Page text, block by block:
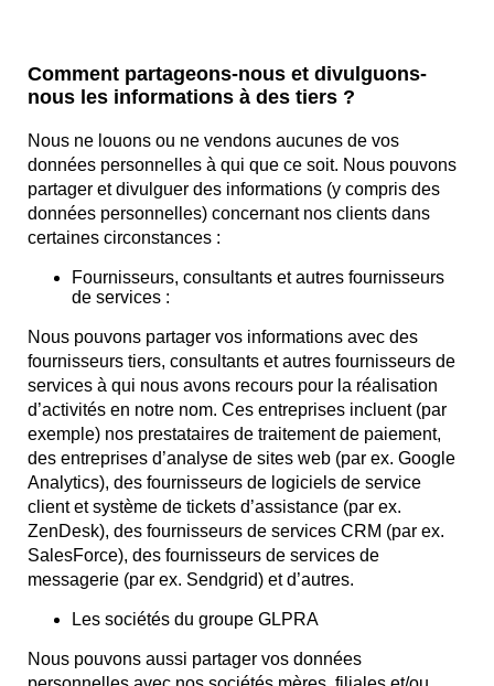
Comment partageons-nous et divulguons-
nous les informations à des tiers ?
Nous ne louons ou ne vendons aucunes de vos
données personnelles à qui que ce soit. Nous pouvons
partager et divulguer des informations (y compris des
données personnelles) concernant nos clients dans
certaines circonstances :
Fournisseurs, consultants et autres fournisseurs
de services :
Nous pouvons partager vos informations avec des
fournisseurs tiers, consultants et autres fournisseurs de
services à qui nous avons recours pour la réalisation
d’activités en notre nom. Ces entreprises incluent (par
exemple) nos prestataires de traitement de paiement,
des entreprises d’analyse de sites web (par ex. Google
Analytics), des fournisseurs de logiciels de service
client et système de tickets d’assistance (par ex.
ZenDesk), des fournisseurs de services CRM (par ex.
SalesForce), des fournisseurs de services de
messagerie (par ex. Sendgrid) et d’autres.
Les sociétés du groupe GLPRA
Nous pouvons aussi partager vos données